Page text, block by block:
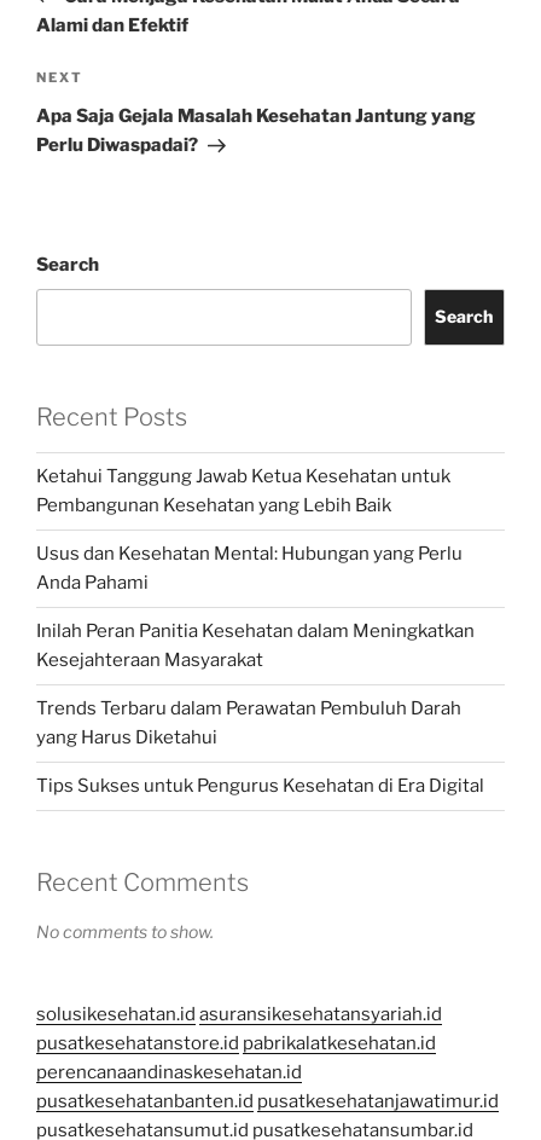
Alami dan Efektif
Next
Post
NEXT
Apa Saja Gejala Masalah Kesehatan Jantung yang
Perlu Diwaspadai?
Search
Search
Recent Posts
Ketahui Tanggung Jawab Ketua Kesehatan untuk
Pembangunan Kesehatan yang Lebih Baik
Usus dan Kesehatan Mental: Hubungan yang Perlu
Anda Pahami
Inilah Peran Panitia Kesehatan dalam Meningkatkan
Kesejahteraan Masyarakat
Trends Terbaru dalam Perawatan Pembuluh Darah
yang Harus Diketahui
Tips Sukses untuk Pengurus Kesehatan di Era Digital
Recent Comments
No comments to show.
solusikesehatan.id asuransikesehatansyariah.id
pusatkesehatanstore.id pabrikalatkesehatan.id
perencanaandinaskesehatan.id
pusatkesehatanbanten.id pusatkesehatanjawatimur.id
pusatkesehatansumut.id pusatkesehatansumbar.id